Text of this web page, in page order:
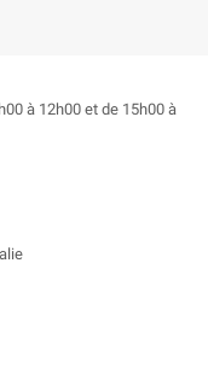
à 12h00 et de 15h00 à